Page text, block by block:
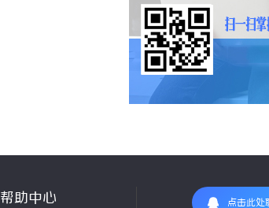
帮助中心 点击此处